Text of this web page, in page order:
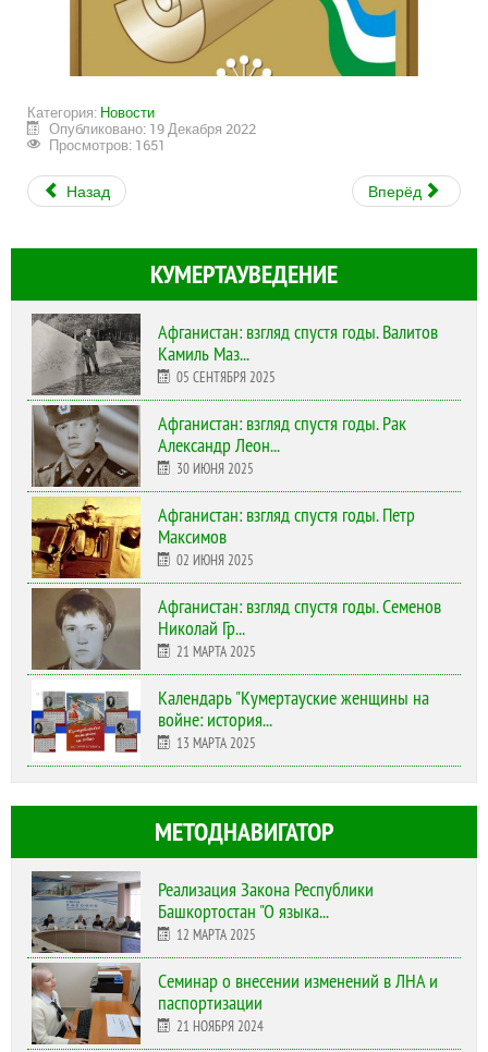
Категория: Новости
Опубликовано: 19 Декабря 2022
Просмотров: 1651
Назад Вперёд
КУМЕРТАУВЕДЕНИЕ
Афганистан: взгляд спустя годы. Валитов
Камиль Маз...
05 СЕНТЯБРЯ 2025
Афганистан: взгляд спустя годы. Рак
Александр Леон...
30 ИЮНЯ 2025
Афганистан: взгляд спустя годы. Петр
Максимов
02 ИЮНЯ 2025
Афганистан: взгляд спустя годы. Семенов
Николай Гр...
21 МАРТА 2025
Календарь "Кумертауские женщины на
войне: история...
13 МАРТА 2025
МЕТОДНАВИГАТОР
Реализация Закона Республики
Башкортостан "О языка...
12 МАРТА 2025
Cеминар о внесении изменений в ЛНА и
паспортизации
21 НОЯБРЯ 2024